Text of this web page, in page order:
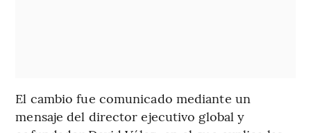
El cambio fue comunicado mediante un
mensaje del director ejecutivo global y